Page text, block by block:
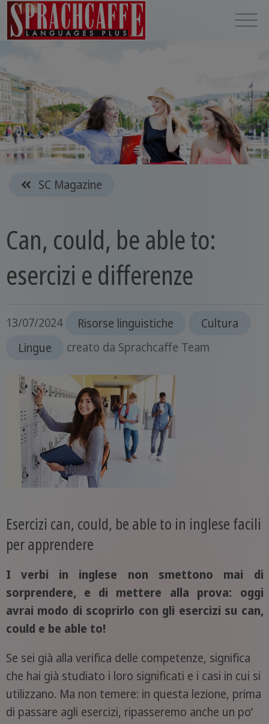
SC Magazine
Can, could, be able to:
esercizi e differenze
13/07/2024 Risorse linguistiche
Cultura
Lingue
creato da Sprachcaffe Team
Esercizi can, could, be able to in inglese facili
per apprendere
I verbi in inglese non smettono mai di
sorprendere, e di mettere alla prova: oggi
avrai modo di scoprirlo con gli esercizi su can,
could e be able to!
Se sei già alla verifica delle competenze, significa
che hai già studiato i loro significati e i casi in cui si
utilizzano. Ma non temere: in questa lezione, prima
di passare agli esercizi, ripasseremo anche un po’